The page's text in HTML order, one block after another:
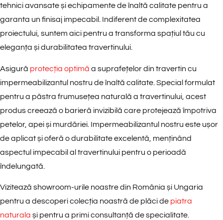
tehnici avansate și echipamente de înaltă calitate pentru a
garanta un finisaj impecabil. Indiferent de complexitatea
proiectului, suntem aici pentru a transforma spațiul tău cu
eleganța și durabilitatea travertinului.
Asigură protecția optimă a suprafețelor din travertin cu
impermeabilizantul nostru de înaltă calitate. Special formulat
pentru a păstra frumusețea naturală a travertinului, acest
produs creează o barieră invizibilă care protejează împotriva
petelor, apei și murdăriei. Impermeabilizantul nostru este ușor
de aplicat și oferă o durabilitate excelentă, menținând
aspectul impecabil al travertinului pentru o perioadă
îndelungată.
Vizitează showroom-urile noastre din România și Ungaria
pentru a descoperi colecția noastră de plăci de piatra
naturala și pentru a primi consultanță de specialitate.